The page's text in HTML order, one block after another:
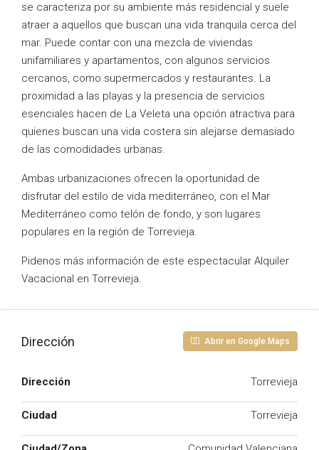
se caracteriza por su ambiente más residencial y suele
atraer a aquellos que buscan una vida tranquila cerca del
mar. Puede contar con una mezcla de viviendas
unifamiliares y apartamentos, con algunos servicios
cercanos, como supermercados y restaurantes. La
proximidad a las playas y la presencia de servicios
esenciales hacen de La Veleta una opción atractiva para
quienes buscan una vida costera sin alejarse demasiado
de las comodidades urbanas.
Ambas urbanizaciones ofrecen la oportunidad de
disfrutar del estilo de vida mediterráneo, con el Mar
Mediterráneo como telón de fondo, y son lugares
populares en la región de Torrevieja.
Pidenos más información de este espectacular Alquiler
Vacacional en Torrevieja.
Dirección Abrir en Google Maps
Dirección Torrevieja
Ciudad Torrevieja